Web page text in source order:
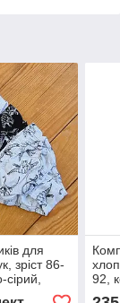
для
зріст 86-
сірий,
92,